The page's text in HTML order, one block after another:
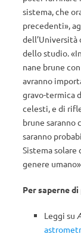
sistema, che
precedenti»,
dell’Università
dello studio.
nane brune
avranno
gravo-termica
celesti, e di
brune saranno
saranno
Sistema solare
genere
Per saperne di
Leggi su